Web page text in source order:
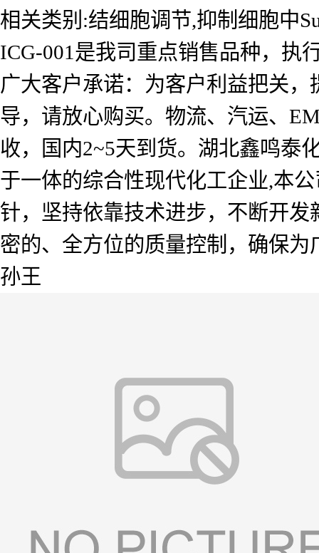
相关类别:结细胞调节,抑制细胞中
ICG-001是我司重点销售品种，执
广大客户承诺：为客户利益把关
导，请放心购买。物流、汽运、
收，国内2~5天到货。湖北鑫鸣泰
于一体的综合性现代化工企业,本
针，坚持依靠技术进步，不断开
密的、全方位的质量控制，确保
孙王